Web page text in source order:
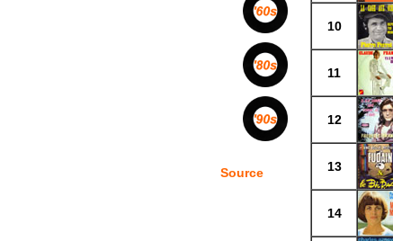
Source
10
11
12
13
14